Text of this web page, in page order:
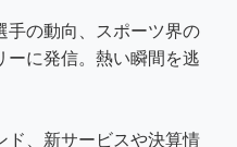
手の動向、スポーツ界の
ーに発信。熱い瞬間を逃
ド、新サービスや決算情